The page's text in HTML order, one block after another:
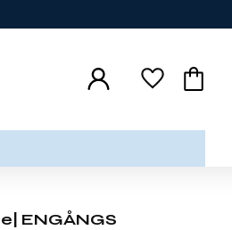
Favoriter
ENGÅNGS